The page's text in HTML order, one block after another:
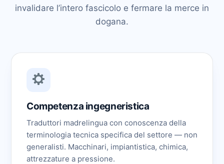
invalidare l’intero fascicolo e fermare la merce in
dogana.
Competenza ingegneristica
Traduttori madrelingua con conoscenza della
terminologia tecnica specifica del settore — non
generalisti. Macchinari, impiantistica, chimica,
attrezzature a pressione.